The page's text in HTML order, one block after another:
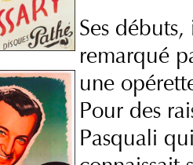
Ses
remarqué
une
Pour des
Pasquali